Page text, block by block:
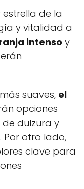
de la
y vitalidad a
intenso y
suaves, el
opciones
dulzura y
Por otro lado,
clave para